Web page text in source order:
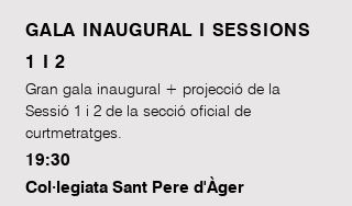
GALA INAUGURAL I SESSIONS
1 I 2
Gran gala inaugural + projecció de la
Sessió 1 i 2 de la secció oficial de
curtmetratges.
19:30
Col·legiata Sant Pere d'Àger